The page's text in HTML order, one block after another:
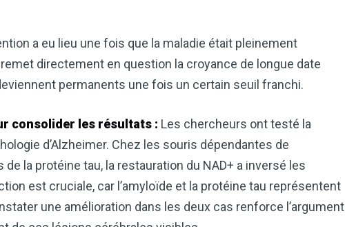
a eu lieu une fois que la maladie était pleinement
directement en question la croyance de longue date
permanents une fois un certain seuil franchi.
consolider les résultats : Les chercheurs ont testé la
d’Alzheimer. Chez les souris dépendantes de
la protéine tau, la restauration du NAD+ a inversé les
est cruciale, car l’amyloïde et la protéine tau représentent
une amélioration dans les deux cas renforce l’argument